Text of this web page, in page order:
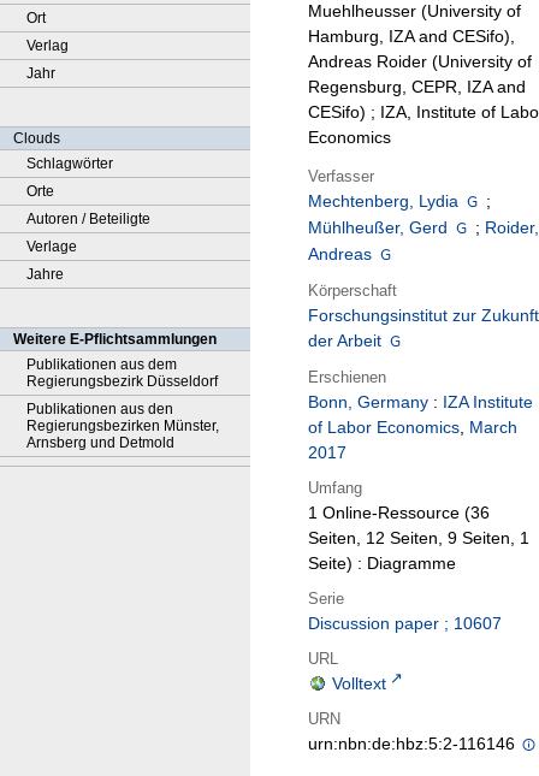
Ort
Verlag
Jahr
Clouds
Schlagwörter
Orte
Autoren / Beteiligte
Verlage
Jahre
Weitere E-Pflichtsammlungen
Publikationen aus dem
Regierungsbezirk Düsseldorf
Publikationen aus den
Regierungsbezirken Münster,
Arnsberg und Detmold
Muehlheusser (University of
Hamburg, IZA and CESifo),
Andreas Roider (University of
Regensburg, CEPR, IZA and
CESifo) ; IZA, Institute of
Economics
Verfasser
Mechtenberg, Lydia
;
Mühlheußer, Gerd
; Roider,
Andreas
Körperschaft
Forschungsinstitut zur Zukunft
der Arbeit
Erschienen
Bonn, Germany : IZA Institute
of Labor Economics, March
2017
Umfang
1 Online-Ressource (36
Seiten, 12 Seiten, 9 Seiten, 1
Seite) : Diagramme
Serie
Discussion paper ; 10607
URL
Volltext
URN
urn:nbn:de:hbz:5:2-116146